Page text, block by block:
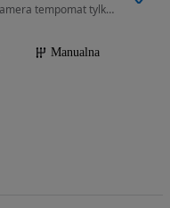
998 cm3 • 69 KM • Climatronic elektryka kamera tempomat tylko 132 tkm serwisowany
Manualna